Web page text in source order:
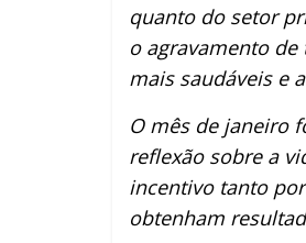
quanto do setor
o agravamento
mais saudáveis e
O mês de janeiro
reflexão sobre a
incentivo tanto
obtenham